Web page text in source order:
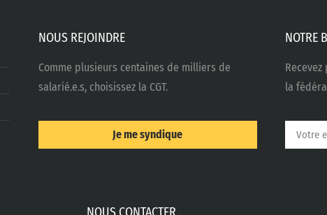
NOUS REJOINDRE
Comme plusieurs centaines de milliers de
salarié.e.s, choisissez la CGT.
Je me syndique
NOTRE
la